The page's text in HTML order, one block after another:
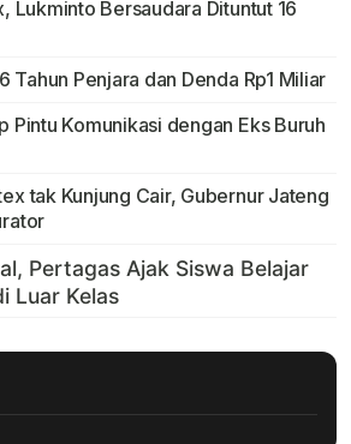
Lukminto Bersaudara Dituntut 16
Tahun Penjara dan Denda Rp1 Miliar
Pintu Komunikasi dengan Eks Buruh
tak Kunjung Cair, Gubernur Jateng